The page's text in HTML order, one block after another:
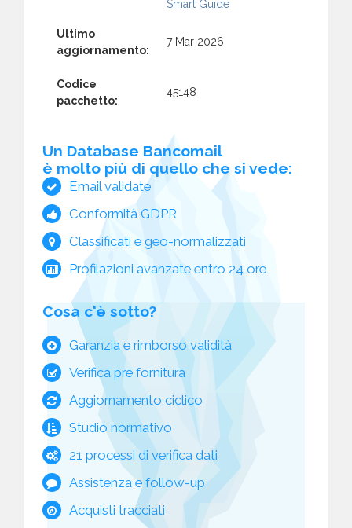
Smart Guide
Ultimo
aggiornamento:
7 Mar 2026
Codice
pacchetto:
45148
Un Database Bancomail
è molto più di quello che si vede:
Email validate
Conformità GDPR
Classificati e geo-normalizzati
Profilazioni avanzate entro 24 ore
Cosa c'è sotto?
Garanzia e rimborso validità
Verifica pre fornitura
Aggiornamento ciclico
Studio normativo
21 processi di verifica dati
Assistenza e follow-up
Acquisti tracciati